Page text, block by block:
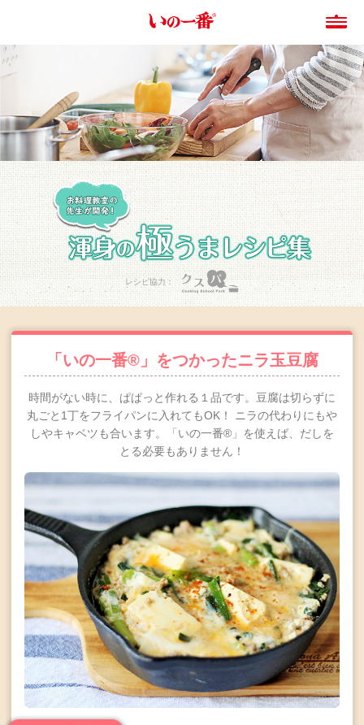
レシピ協力：
「いの一番®」をつかったニラ玉豆腐
時間がない時に、ぱぱっと作れる１品です。豆腐は切らずに
丸ごと1丁をフライパンに入れてもOK！
ニラの代わりにもや
しやキャベツも合います。「いの一番®」を使えば、だしを
とる必要もありません！